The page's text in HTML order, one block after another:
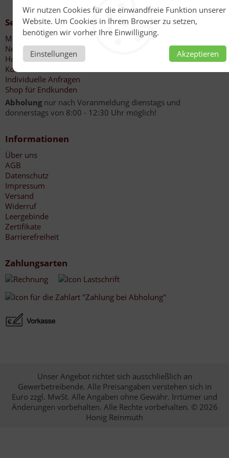
Wir nutzen Cookies für die einwandfreie Funktion unserer
Website. Um Cookies in Ihrem Browser zu setzen,
benötigen wir vorher Ihre Einwilligung.
Einstellungen Akzeptieren
Service
Mein Konto
Newsletter
Honigankauf Imker
Kontakt
Individuelle Anfragen
Shop für Endkunden
Abholung nur nach Voranmeldung dienstags und
donnerstags von 8:00 - 12:30 Uhr möglich!
Informationen
Über uns
AGB
Datenschutz
Impressum
Versand
Widerruf
Leergebinde
Zertifikate
Barrierefreiheit
Zahlungsarten
Unser Angebot richtet sich ausschließlich an
Gewerbetreibende. Alle Preisangaben verstehen sich in
Euro zzgl. MwSt. Alle Angaben ohne Gewähr. Irrtümer und
Änderungen vorbehalten. Alle Rechte vorbehalten. © 2026
Honig Reinmuth